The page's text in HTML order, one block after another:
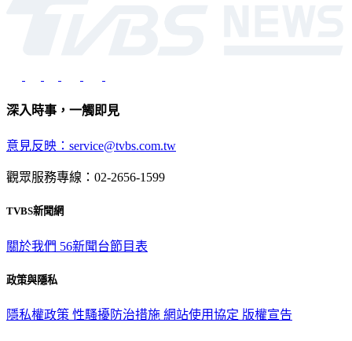
深入時事，一觸即見
意見反映：service@tvbs.com.tw
觀眾服務專線：02-2656-1599
TVBS新聞網
關於我們 56新聞台節目表
政策與隱私
隱私權政策 性騷擾防治措施 網站使用協定 版權宣告